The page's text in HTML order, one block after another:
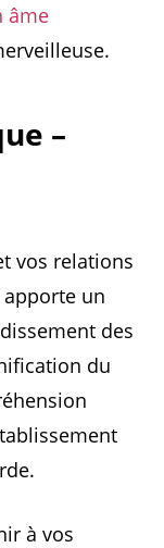
âme
–
vos relations
un
des
du
à vos